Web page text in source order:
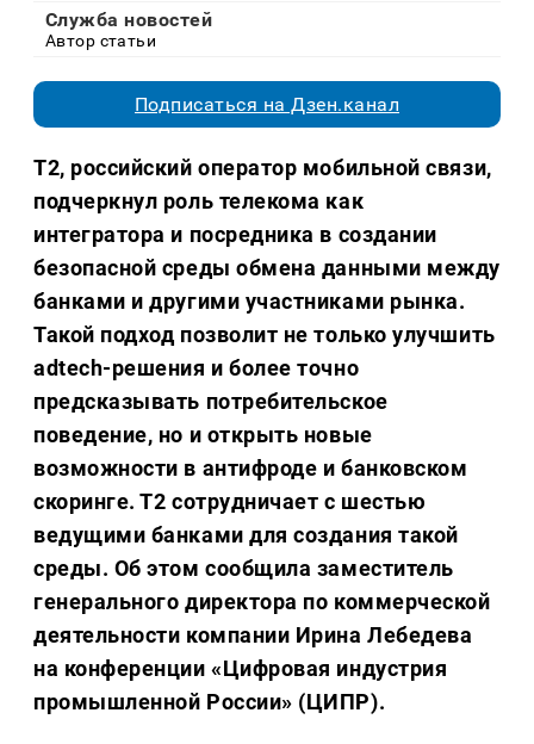
Служба новостей
Автор статьи
Подписаться на Дзен.канал
T2, российский оператор мобильной связи,
подчеркнул роль телекома как
интегратора и посредника в создании
безопасной среды обмена данными между
банками и другими участниками рынка.
Такой подход позволит не только улучшить
adtech-решения и более точно
предсказывать потребительское
поведение, но и открыть новые
возможности в антифроде и банковском
скоринге. Т2 сотрудничает с шестью
ведущими банками для создания такой
среды. Об этом сообщила заместитель
генерального директора по коммерческой
деятельности компании Ирина Лебедева
на конференции «Цифровая индустрия
промышленной России» (ЦИПР).